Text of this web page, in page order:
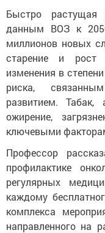
Быстро растущая
данным ВОЗ к
миллионов новых
старение и рост
изменения в
риска,
развитием. Табак,
ожирение,
ключевыми
Профессор
профилактике
регулярных
каждому
комплекса
направленного на